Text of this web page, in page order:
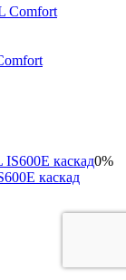
0%
каскад